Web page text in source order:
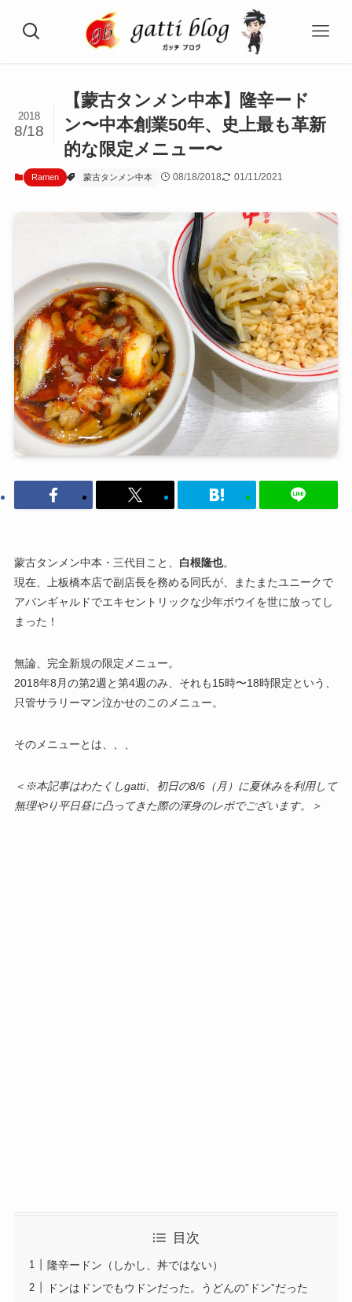
【蒙古タンメン中本】隆辛ード
ン〜中本創業50年、史上最も革新
的な限定メニュー〜
2018
8/18
Ramen 蒙古タンメン中本 08/18/2018 01/11/2021
蒙古タンメン中本・三代目こと、 白根隆也。
現在、上板橋本店で副店長を務める同氏が、またまたユニークで
アバンギャルドでエキセントリックな少年ボウイを世に放ってし
まった！
無論、完全新規の限定メニュー。
2018年8月の第2週と第4週のみ、それも15時〜18時限定という、
只管サラリーマン泣かせのこのメニュー。
そのメニューとは、、、
＜※本記事はわたくしgatti、初日の8/6（月）に夏休みを利用して
無理やり平日昼に凸ってきた際の渾身のレポでございます。＞
目次
隆辛ードン（しかし、丼ではない）
ドンはドンでもウドンだった。うどんの”ドン”だった